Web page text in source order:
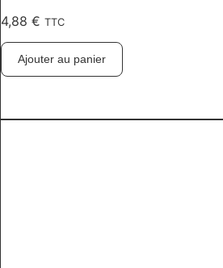
4,88 € TTC
Ajouter au panier